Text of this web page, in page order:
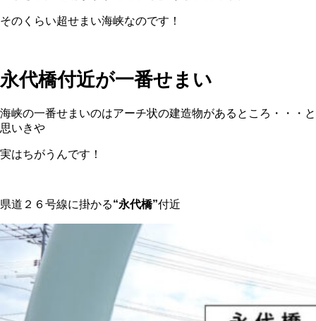
そのくらい超せまい海峡なのです！
永代橋付近が一番せまい
海峡の一番せまいのはアーチ状の建造物があるところ・・・と
思いきや
実はちがうんです！
県道２６号線に掛かる“永代橋”付近